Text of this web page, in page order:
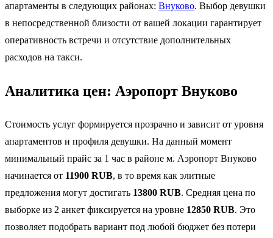
апартаменты в следующих районах: Внуково. Выбор девушки
в непосредственной близости от вашей локации гарантирует
оперативность встречи и отсутствие дополнительных
расходов на такси.
Аналитика цен: Аэропорт Внуково
Стоимость услуг формируется прозрачно и зависит от уровня
апартаментов и профиля девушки. На данный момент
минимальный прайс за 1 час в районе м. Аэропорт Внуково
начинается от 11900 RUB, в то время как элитные
предложения могут достигать 13800 RUB. Средняя цена по
выборке из 2 анкет фиксируется на уровне 12850 RUB. Это
позволяет подобрать вариант под любой бюджет без потери